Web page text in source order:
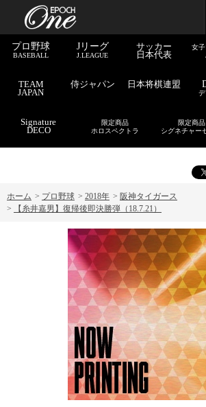
プロ野球
BASEBALL
Jリーグ
J.LEAGUE
サッカー
日本代表
女
TEAM
JAPAN
侍ジャパン 日本将棋連盟
Signature
DECO
限定商品
ホロスペクトラ
限定商品
シグネチャー
ホーム > プロ野球 > 2018年 > 阪神タイガース
>
【糸井嘉男】復帰後即決勝弾（18.7.21）